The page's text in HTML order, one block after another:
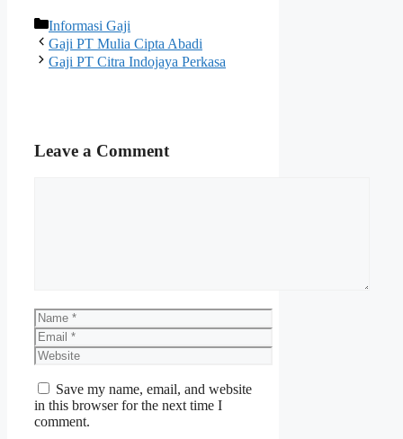
Categories
Informasi Gaji
Gaji PT Mulia Cipta Abadi
Gaji PT Citra Indojaya Perkasa
Leave a Comment
Name
Email
Website
Save my name, email, and website
in this browser for the next time I
comment.